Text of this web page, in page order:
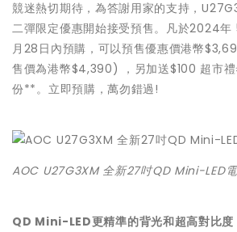
競迷熱切期待，為答謝用家的支持，
二彈限定優惠開始接受預售。凡於2024
月28日內預購，可以預售優惠價港幣
售價為港幣$4,390) ，另加送$100 超市
份**。立即預購，萬勿錯過!
AOC U27G3XM 全新27吋QD Mini-LED
QD Mini-LED更精準的背光和超高對比度